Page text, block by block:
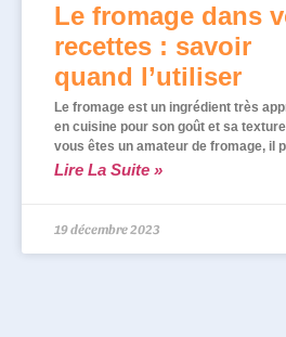
Le fromage dans
recettes : savoir
quand l’utiliser
Le fromage est un ingrédient très
en cuisine pour son goût et sa
vous êtes un amateur de fromage, il
Lire La Suite »
19 décembre 2023